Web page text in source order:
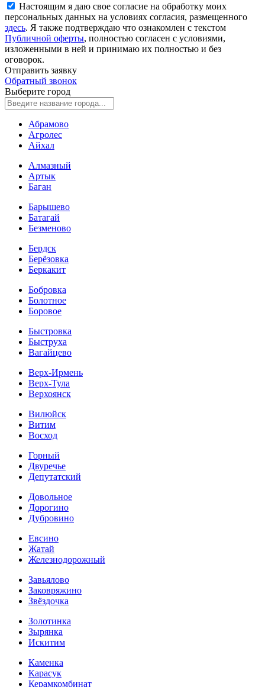
Настоящим я даю свое согласие на обработку моих
персональных данных на условиях согласия, размещенного
здесь. Я также подтверждаю что ознакомлен с текстом
Публичной оферты, полностью согласен с условиями,
изложенными в ней и принимаю их полностью и без
оговорок.
Отправить заявку
Обратный звонок
Выберите город
Абрамово
Агролес
Айхал
Алмазный
Артык
Баган
Барышево
Батагай
Безменово
Бердск
Берёзовка
Беркакит
Бобровка
Болотное
Боровое
Быстровка
Быструха
Вагайцево
Верх-Ирмень
Верх-Тула
Верхоянск
Вилюйск
Витим
Восход
Горный
Двуречье
Депутатский
Довольное
Дорогино
Дубровино
Евсино
Жатай
Железнодорожный
Завьялово
Заковряжино
Звёздочка
Золотинка
Зырянка
Искитим
Каменка
Карасук
Керамкомбинат